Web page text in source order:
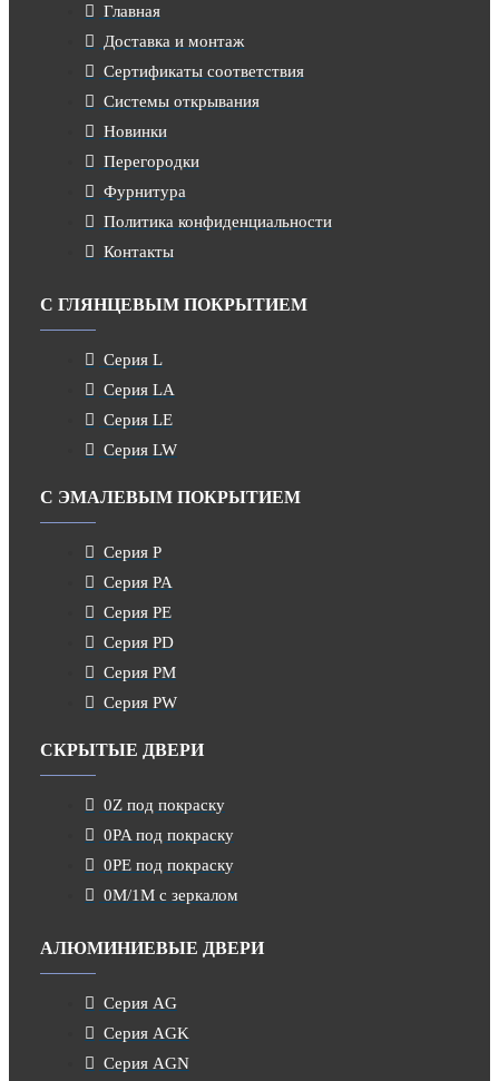
Главная
Доставка и монтаж
Сертификаты соответствия
Системы открывания
Новинки
Перегородки
Фурнитура
Политика конфиденциальности
Контакты
С ГЛЯНЦЕВЫМ ПОКРЫТИЕМ
Серия L
Серия LA
Серия LE
Серия LW
С ЭМАЛЕВЫМ ПОКРЫТИЕМ
Серия P
Серия PA
Серия PE
Серия PD
Серия PM
Серия PW
СКРЫТЫЕ ДВЕРИ
0Z под покраску
0PA под покраску
0PE под покраску
0M/1M с зеркалом
АЛЮМИНИЕВЫЕ ДВЕРИ
Серия AG
Серия AGK
Серия AGN